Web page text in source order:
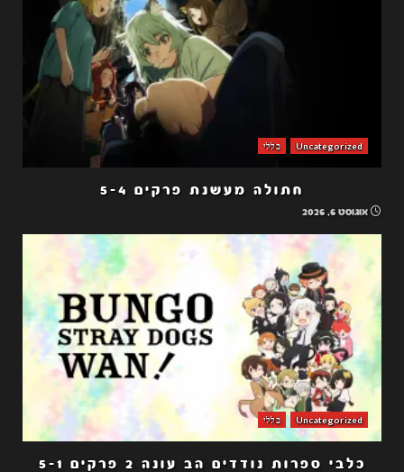
Uncategorized כללי
חתולה מעשנת פרקים 5-4
אוגוסט 6, 2026
Uncategorized כללי
כלבי ספרות נודדים הב עונה 2 פרקים 5-1